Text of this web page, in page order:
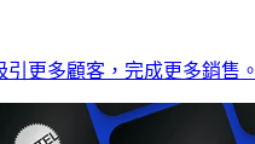
引更多顧客，完成更多銷售。